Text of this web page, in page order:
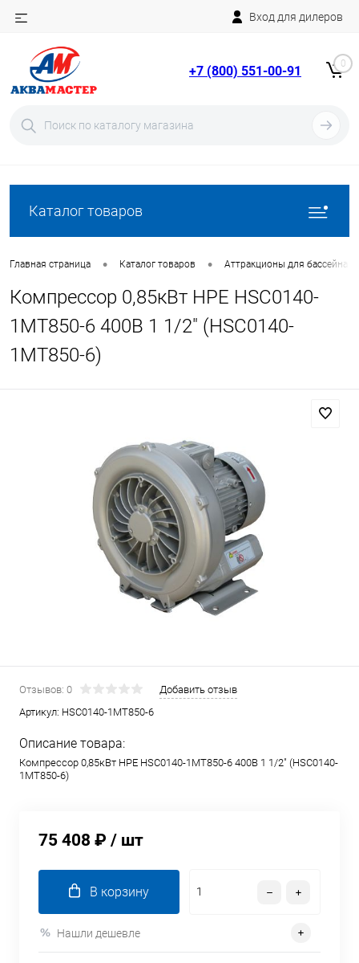
Вход для дилеров
+7 (800) 551-00-91 0
Каталог товаров
Главная страница • Каталог товаров • Аттракционы для бассейна
Компрессор 0,85кВт HPE HSC0140-
1MT850-6 400В 1 1/2" (HSC0140-
1MT850-6)
Отзывов: 0
Добавить отзыв
Артикул: HSC0140-1MT850-6
Описание товара:
Компрессор 0,85кВт HPE HSC0140-1MT850-6 400В 1 1/2" (HSC0140-
1MT850-6)
75 408 ₽ / шт
В корзину
Нашли дешевле